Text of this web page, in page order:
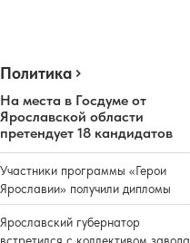
Политика
На места в Госдуме от
Ярославской области
претендует 18 кандидатов
Участники программы «Герои
Ярославии» получили дипломы
Ярославский губернатор